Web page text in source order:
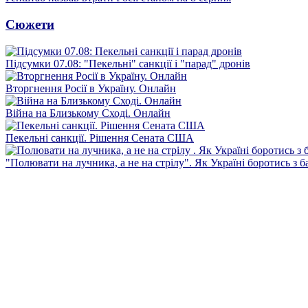
Сюжети
Підсумки 07.08: "Пекельні" санкції і "парад" дронів
Вторгнення Росії в Україну. Онлайн
Війна на Близькому Сході. Онлайн
Пекельні санкції. Рішення Сената США
"Полювати на лучника, а не на стрілу". Як Україні боротись з